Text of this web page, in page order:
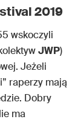
2019
wskoczyli
JWP)
Jeżeli
raperzy mają
Dobry
ma